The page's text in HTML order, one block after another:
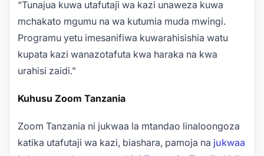
“Tunajua kuwa utafutaji wa kazi unaweza kuwa
mchakato mgumu na wa kutumia muda mwingi.
Programu yetu imesanifiwa kuwarahisishia watu
kupata kazi wanazotafuta kwa haraka na kwa
urahisi zaidi.”
Kuhusu Zoom Tanzania
Zoom Tanzania ni jukwaa la mtandao linaloongoza
katika utafutaji wa kazi, biashara, pamoja na jukwaa